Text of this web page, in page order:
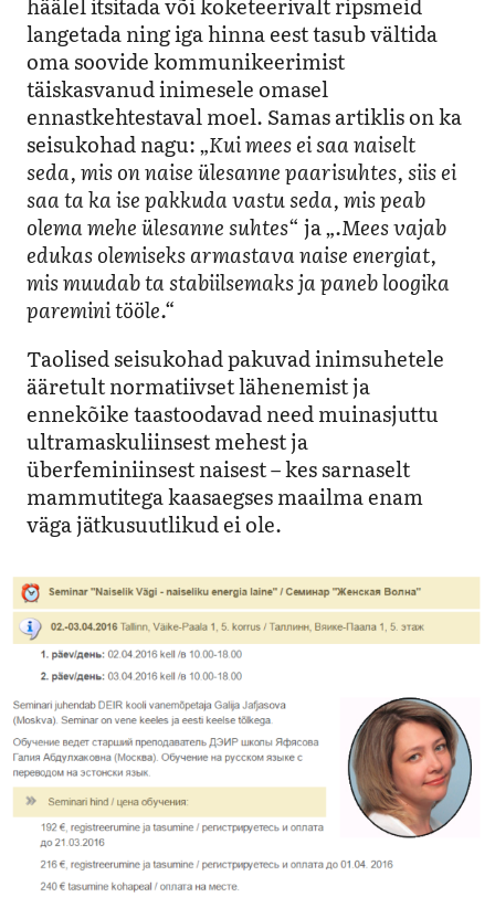
langetada ning iga hinna eest tasub vältida
oma soovide kommunikeerimist
täiskasvanud inimesele omasel
ennastkehtestaval moel. Samas artiklis on ka
seisukohad nagu: „Kui mees ei saa naiselt
seda, mis on naise ülesanne paarisuhtes, siis ei
saa ta ka ise pakkuda vastu seda, mis peab
olema mehe ülesanne suhtes“ ja „.Mees vajab
edukas olemiseks armastava naise energiat,
mis muudab ta stabiilsemaks ja paneb loogika
paremini tööle.“
Taolised seisukohad pakuvad inimsuhetele
ääretult normatiivset lähenemist ja
ennekõike taastoodavad need muinasjuttu
ultramaskuliinsest mehest ja
überfeminiinsest naisest – kes sarnaselt
mammutitega kaasaegses maailma enam
väga jätkusuutlikud ei ole.